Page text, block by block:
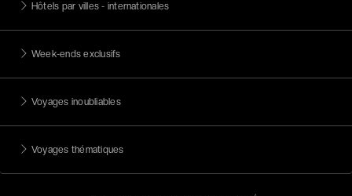
Hôtels par villes - internationales
Week-ends exclusifs
Voyages inoubliables
Voyages thématiques